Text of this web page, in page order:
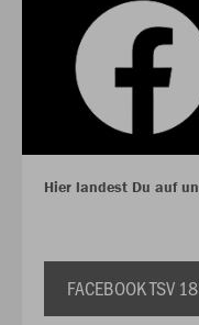
Hier landest Du auf
FACEBOOK TSV